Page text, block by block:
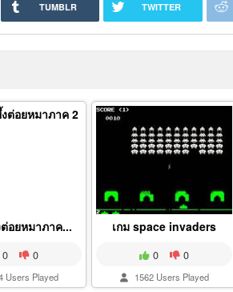
TUMBLR TWITTER
ต่อยหมาภาค...
0 0
Users Played
เกม space invaders
0 0
1562 Users Played